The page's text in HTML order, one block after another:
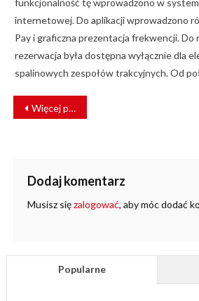
funkcjonalność tę wprowadzono w
internetowej. Do aplikacji wprowadzono
Pay i graficzna prezentacja frekwencji. Do
rezerwacja była dostępna wyłącznie dla
spalinowych zespołów trakcyjnych. Od
NAWIGACJA
WPISU
Więcej pociągów towarowych przejedzie przez wschodnią granicę Polski
Dodaj komentarz
Musisz sięzalogować, aby móc dodać
Popularne